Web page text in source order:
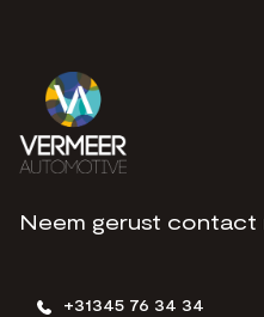
Neem gerust contact
+31345 76 34 34